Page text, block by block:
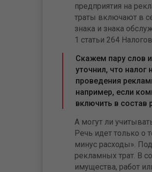
предприятия на
траты включают в
знака и знака
1 статьи 264
Скажем пару слов
уточнил, что
проведения
например, если
включить в состав
А могут ли
Речь идет только о
минус расходы».
рекламных трат. В
имущества, работ